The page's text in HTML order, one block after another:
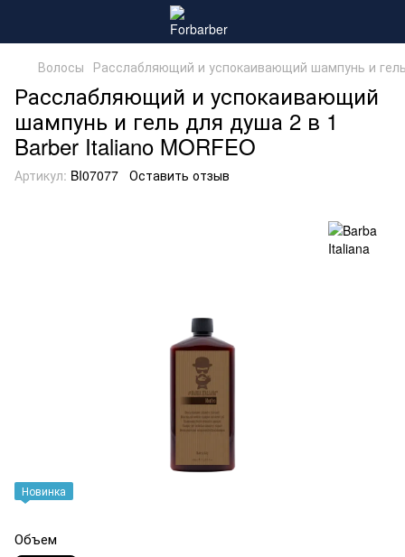
Волосы Расслабляющий и успокаивающий шампунь и
Расслабляющий и успокаивающий
шампунь и гель для душа 2 в 1
Barber Italiano MORFEO
Артикул: BI07077 Оставить отзыв
Новинка
Объем